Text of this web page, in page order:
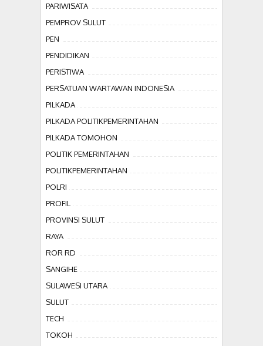
PARIWISATA
PEMPROV SULUT
PEN
PENDIDIKAN
PERISTIWA
PERSATUAN WARTAWAN INDONESIA
PILKADA
PILKADA POLITIKPEMERINTAHAN
PILKADA TOMOHON
POLITIK PEMERINTAHAN
POLITIKPEMERINTAHAN
POLRI
PROFIL
PROVINSI SULUT
RAYA
ROR RD
SANGIHE
SULAWESI UTARA
SULUT
TECH
TOKOH